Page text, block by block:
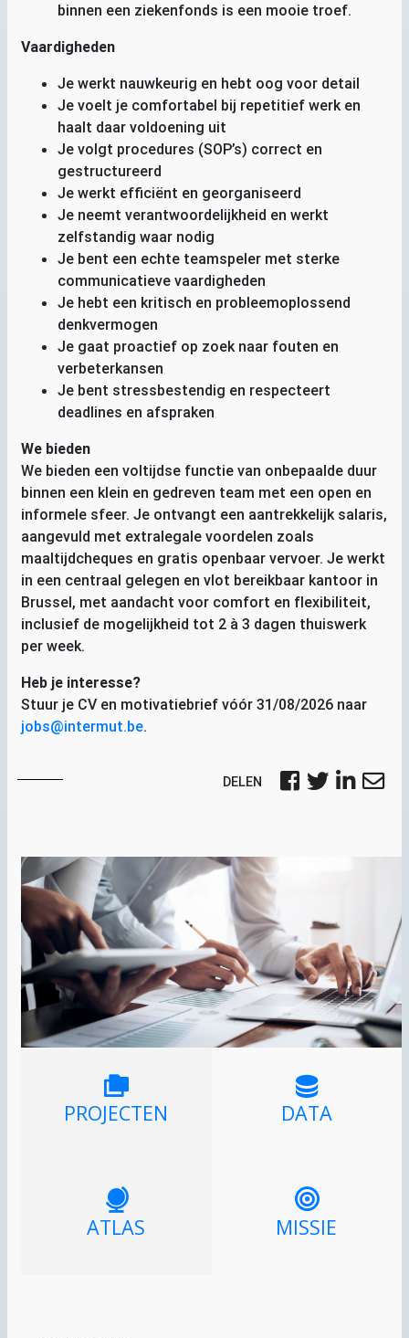
binnen een ziekenfonds is een mooie troef.
Vaardigheden
Je werkt nauwkeurig en hebt oog voor detail
Je voelt je comfortabel bij repetitief werk en
haalt daar voldoening uit
Je volgt procedures (SOP’s) correct en
gestructureerd
Je werkt efficiënt en georganiseerd
Je neemt verantwoordelijkheid en werkt
zelfstandig waar nodig
Je bent een echte teamspeler met sterke
communicatieve vaardigheden
Je hebt een kritisch en probleemoplossend
denkvermogen
Je gaat proactief op zoek naar fouten en
verbeterkansen
Je bent stressbestendig en respecteert
deadlines en afspraken
We bieden
We bieden een voltijdse functie van onbepaalde duur
binnen een klein en gedreven team met een open en
informele sfeer. Je ontvangt een aantrekkelijk salaris,
aangevuld met extralegale voordelen zoals
maaltijdcheques en gratis openbaar vervoer. Je werkt
in een centraal gelegen en vlot bereikbaar kantoor in
Brussel, met aandacht voor comfort en flexibiliteit,
inclusief de mogelijkheid tot 2 à 3 dagen thuiswerk
per week.
Heb je interesse?
Stuur je CV en motivatiebrief vóór 31/08/2026 naar
jobs@intermut.be.
DELEN
PROJECTEN DATA
ATLAS MISSIE